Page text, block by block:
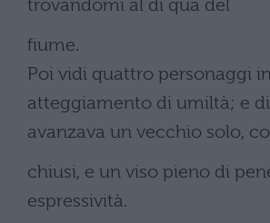
trovandomi al di qua del
fiume.
Poi vidi quattro personaggi
atteggiamento di umiltà; e
avanzava un vecchio solo,
chiusi, e un viso pieno di
espressività.